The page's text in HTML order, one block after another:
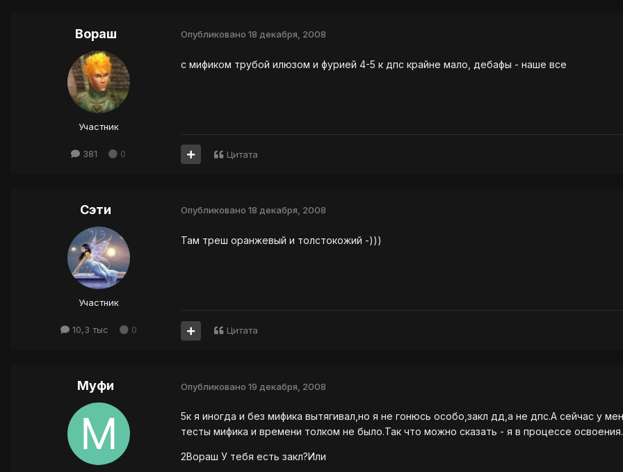
Вораш
Участник
381 0
Опубликовано 18 декабря, 2008
с мификом трубой илюзом и фурией 4-5 к дпс крайне мало, дебафы - наше все
Цитата
Сэти
Участник
10,3 тыс 0
Опубликовано 18 декабря, 2008
Там треш оранжевый и толстокожий -)))
Цитата
Муфи Опубликовано 19 декабря, 2008
5к я иногда и без мифика вытягивал,но я не гонюсь особо,закл дд,а не дпс.А сейчас у
тесты мифика и времени толком не было.Так что можно сказать - я в процессе освоения.
2Вораш У тебя есть закл?Или